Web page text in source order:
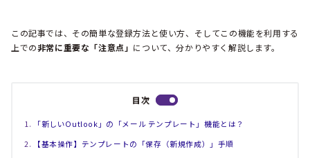
この記事では、その簡単な登録方法と使い方、そしてこの機能を利用する
上での非常に重要な「注意点」 について、分かりやすく解説します。
目次
「新しいOutlook」の「メール テンプレート」機能とは？
【基本操作】テンプレートの「保存（新規作成）」手順